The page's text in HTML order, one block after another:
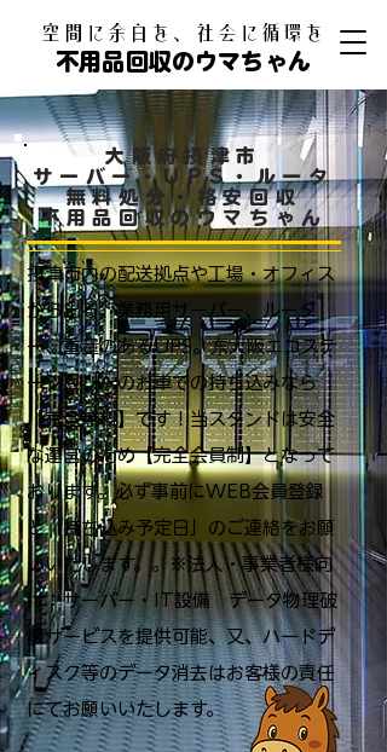
​空間に余白を、社会に循環を
不用品回収のウマちゃん
大阪府摂津市
サーバー・UPS・ルータ
無料処分・格安回収
不用品回収のウマちゃん
摂津市内の配送拠点や工場・オフィス
から出る、業務用サーバー、ルータ
ー、重量のあるUPS。东大阪エコステ
ーションへのお車での持ち込みなら
【完全無料】です！当スタンドは安全
な運営のため【完全会員制】となって
おります。必ず事前にWEB会員登録
と「持ち込み予定日」のご連絡をお願
いいたします。。※法人・事業者様向
け：サーバー・IT設備 データ物理破
壊サービスを提供可能、又、ハードデ
ィスク等のデータ消去はお客様の責任
にてお願いいたします。